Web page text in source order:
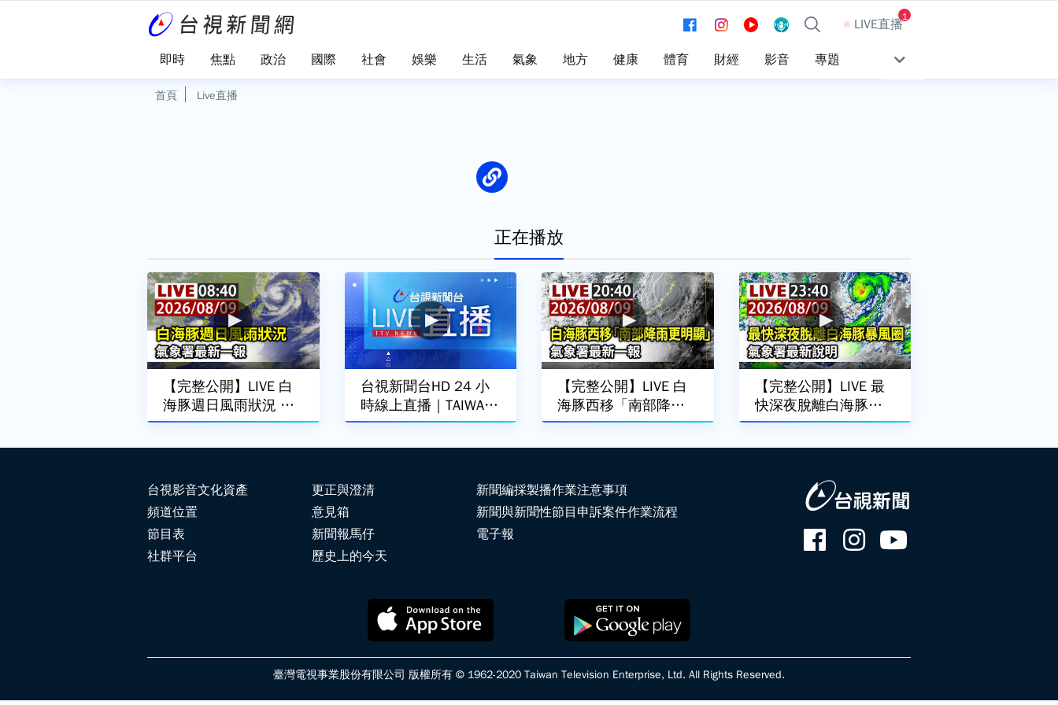
LIVE直播1
即時 焦點 政治 國際 社會 娛樂 生活 氣象 地方 健康 體育 財經 影音 專題
首頁 Live直播
正在播放
【完整公開】LIVE 白
海豚週日風雨狀況 氣
象署最新一報
台視新聞台HD 24 小
時線上直播｜TAIWAN
TTV NEWS HD (Live)｜
라이브
【完整公開】LIVE 白
海豚西移「南部降雨
更明顯」 氣象署最新
【完整公開】LIVE 最
快深夜脫離白海豚暴
風圈 氣象署最新說明
台視影音文化資產
頻道位置
節目表
社群平台
更正與澄清
意見箱
新聞報馬仔
歷史上的今天
新聞編採製播作業注意事項
新聞與新聞性節目申訴案件作業流程
電子報
臺灣電視事業股份有限公司 版權所有 © 1962-2020 Taiwan Television Enterprise, Ltd. All Rights Reserved.